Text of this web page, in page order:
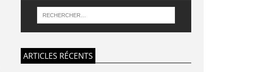
ARTICLES RÉCENTS